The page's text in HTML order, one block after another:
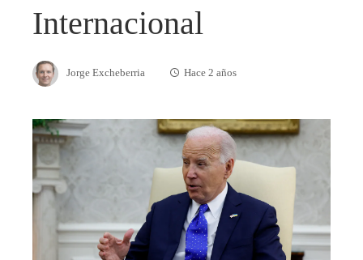
Internacional
Jorge Excheberria Hace 2 años